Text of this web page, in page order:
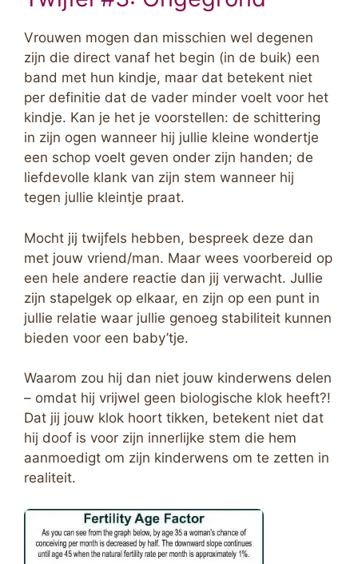
Vrouwen mogen dan misschien wel degenen
zijn die direct vanaf het begin (in de buik) een
band met hun kindje, maar dat betekent niet
per definitie dat de vader minder voelt voor het
kindje. Kan je het je voorstellen: de schittering
in zijn ogen wanneer hij jullie kleine wondertje
een schop voelt geven onder zijn handen; de
liefdevolle klank van zijn stem wanneer hij
tegen jullie kleintje praat.
Mocht jij twijfels hebben, bespreek deze dan
met jouw vriend/man. Maar wees voorbereid op
een hele andere reactie dan jij verwacht. Jullie
zijn stapelgek op elkaar, en zijn op een punt in
jullie relatie waar jullie genoeg stabiliteit kunnen
bieden voor een baby’tje.
Waarom zou hij dan niet jouw kinderwens delen
– omdat hij vrijwel geen biologische klok heeft?!
Dat jij jouw klok hoort tikken, betekent niet dat
hij doof is voor zijn innerlijke stem die hem
aanmoedigt om zijn kinderwens om te zetten in
realiteit.